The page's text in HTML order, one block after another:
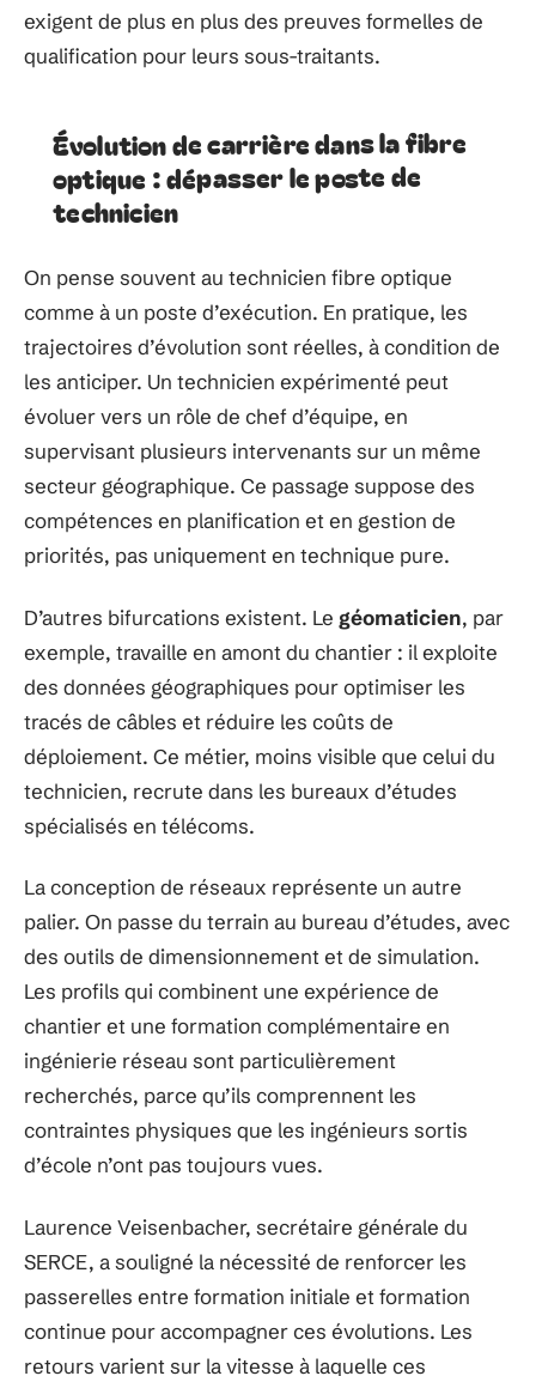
exigent de plus en plus des preuves formelles de
qualification pour leurs sous-traitants.
Évolution de carrière dans la fibre
optique : dépasser le poste de
technicien
On pense souvent au technicien fibre optique
comme à un poste d’exécution. En pratique, les
trajectoires d’évolution sont réelles, à condition de
les anticiper. Un technicien expérimenté peut
évoluer vers un rôle de chef d’équipe, en
supervisant plusieurs intervenants sur un même
secteur géographique. Ce passage suppose des
compétences en planification et en gestion de
priorités, pas uniquement en technique pure.
D’autres bifurcations existent. Le géomaticien, par
exemple, travaille en amont du chantier : il exploite
des données géographiques pour optimiser les
tracés de câbles et réduire les coûts de
déploiement. Ce métier, moins visible que celui du
technicien, recrute dans les bureaux d’études
spécialisés en télécoms.
La conception de réseaux représente un autre
palier. On passe du terrain au bureau d’études, avec
des outils de dimensionnement et de simulation.
Les profils qui combinent une expérience de
chantier et une formation complémentaire en
ingénierie réseau sont particulièrement
recherchés, parce qu’ils comprennent les
contraintes physiques que les ingénieurs sortis
d’école n’ont pas toujours vues.
Laurence Veisenbacher, secrétaire générale du
SERCE, a souligné la nécessité de renforcer les
passerelles entre formation initiale et formation
continue pour accompagner ces évolutions. Les
retours varient sur la vitesse à laquelle ces